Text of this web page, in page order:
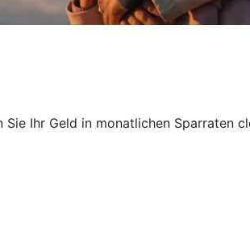
Ihr Geld in monatlichen Sparraten